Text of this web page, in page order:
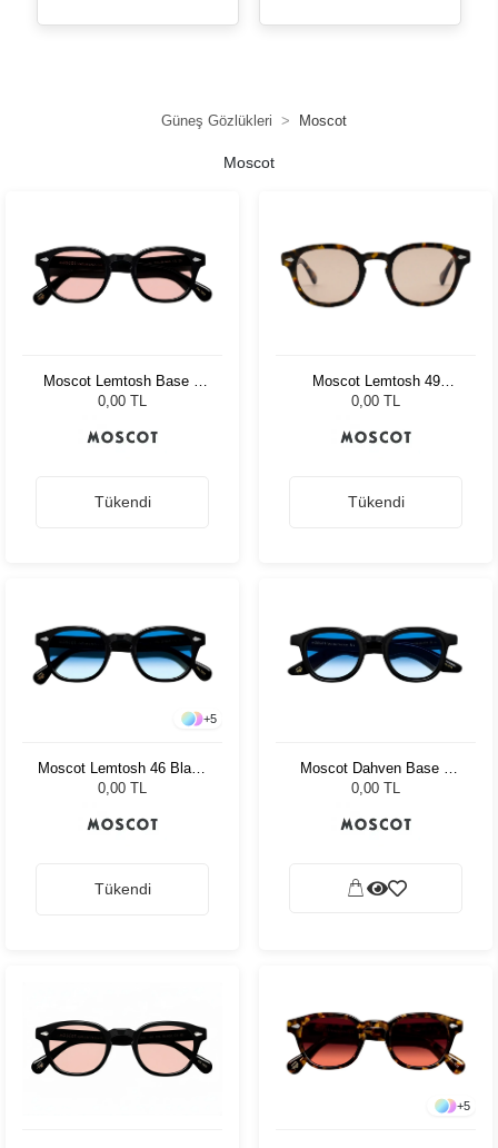
Güneş Gözlükleri Moscot
Moscot
Moscot Lemtosh Base 2
Sun 49 Black Ny Rose
0,00 TL
Tükendi
Moscot Lemtosh 49
Tortoise Ny Rose
0,00 TL
Tükendi
+5
Moscot Lemtosh 46 Black
Broadway Blue Fad
0,00 TL
Tükendi
Moscot Dahven Base 2
Sun 47 Blk Brod. Blue
0,00 TL
+5